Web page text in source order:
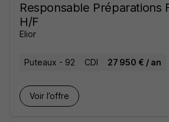
Responsable Préparations
H/F
Elior
Puteaux - 92 CDI 27 950 € / an
Voir l’offre